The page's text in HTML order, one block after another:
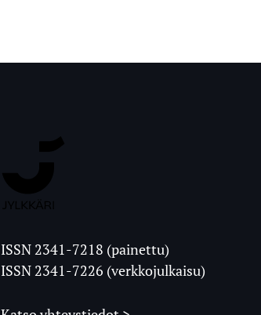
Ylioppilaslehti
ISSN 2341-7218 (painettu)
ISSN 2341-7226 (verkkojulkaisu)